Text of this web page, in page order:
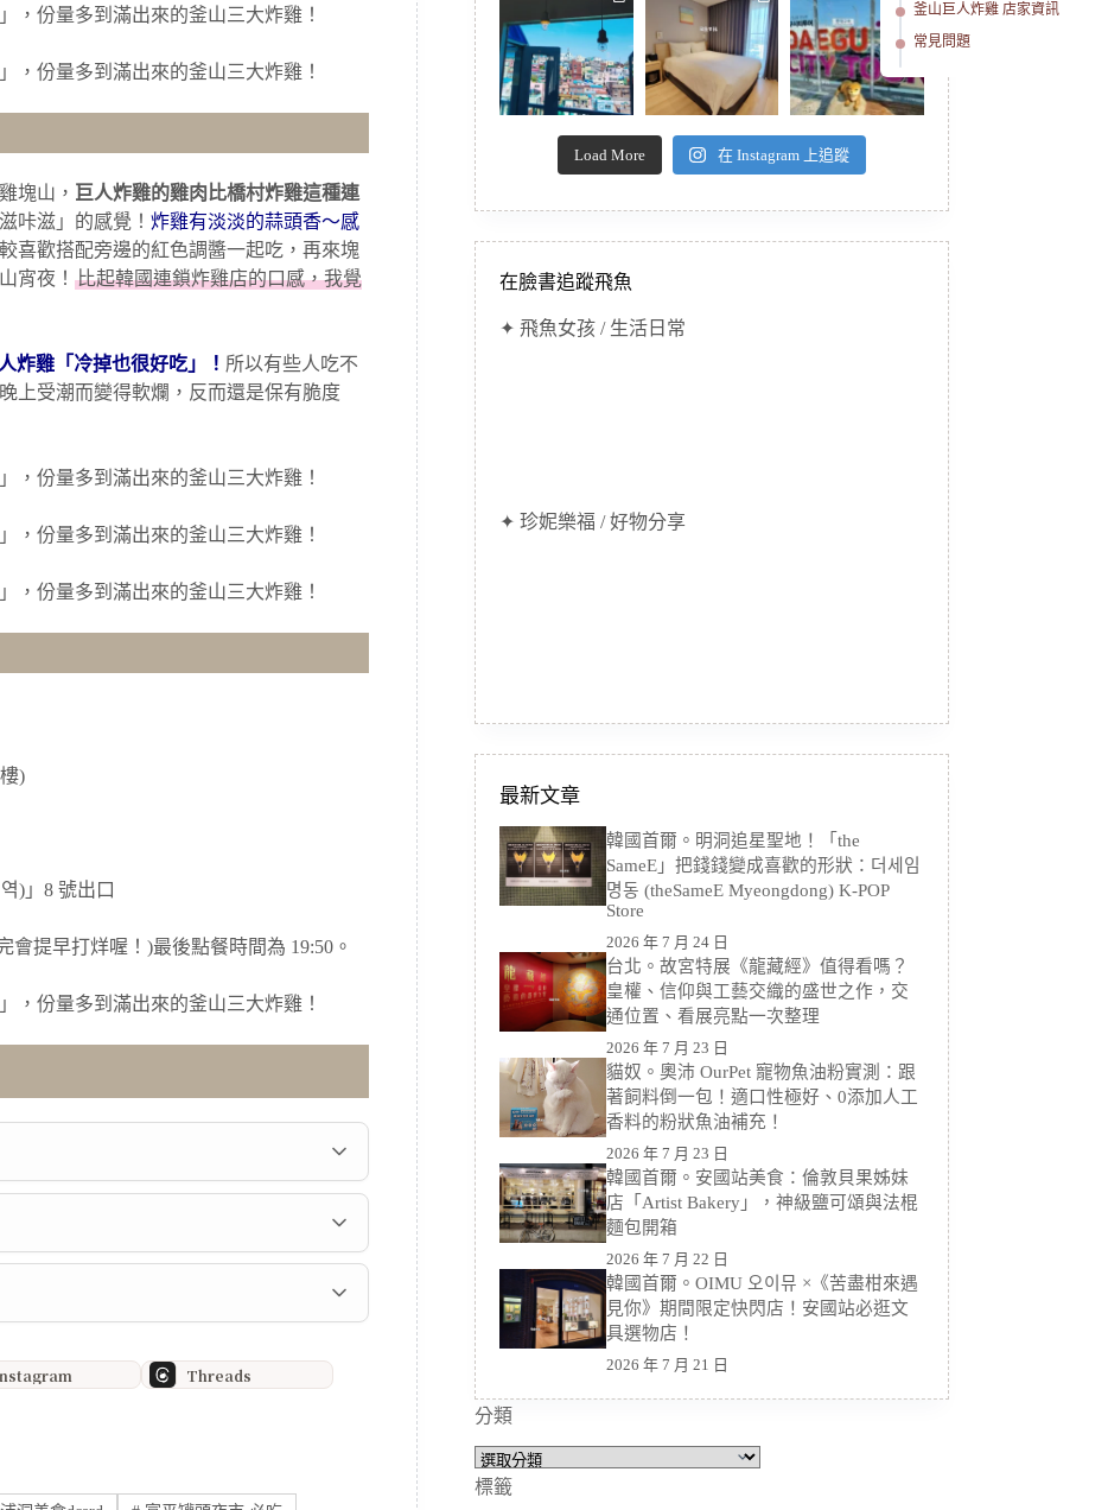
塊山， 巨人炸雞的雞肉比橋村炸雞這種連
咔滋」的感覺！ 炸雞有淡淡的蒜頭香～感
喜歡搭配旁邊的紅色調醬一起吃，再來塊
宵夜！ 比起韓國連鎖炸雞店的口感，我覺
炸雞「冷掉也很好吃」！ 所以有些人吃不
上受潮而變得軟爛，反而還是保有脆度
)
)」8 號出口
會提早打烊喔！)最後點餐時間為 19:50。
Threads
Load More 在 Instagram 上追蹤
在臉書追蹤飛魚
✦ 飛魚女孩 / 生活日常
✦ 珍妮樂福 / 好物分享
最新文章
韓國首爾。明洞追星聖地！「the
SameE」把錢錢變成喜歡的形狀：더세임
명동 (theSameE Myeongdong) K-POP
Store
2026 年 7 月 24 日
台北。故宮特展《龍藏經》值得看嗎？
皇權、信仰與工藝交織的盛世之作，交
通位置、看展亮點一次整理
2026 年 7 月 23 日
貓奴。奧沛 OurPet 寵物魚油粉實測：跟
著飼料倒一包！適口性極好、0添加人工
香料的粉狀魚油補充！
2026 年 7 月 23 日
韓國首爾。安國站美食：倫敦貝果姊妹
店「Artist Bakery」，神級鹽可頌與法棍
麵包開箱
2026 年 7 月 22 日
韓國首爾。OIMU 오이뮤 ×《苦盡柑來遇
見你》期間限定快閃店！安國站必逛文
具選物店！
2026 年 7 月 21 日
分類
分
類
標籤
釜山巨人炸雞 店家資訊
常見問題